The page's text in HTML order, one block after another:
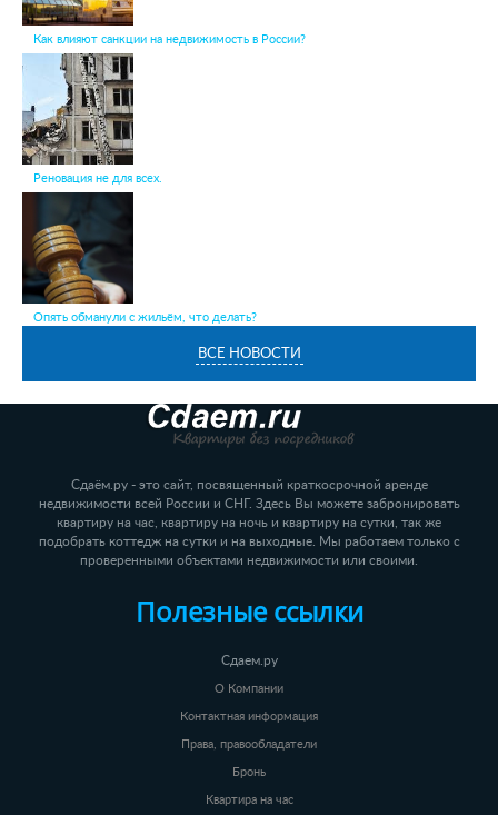
Как влияют санкции на недвижимость в России?
Реновация не для всех.
Опять обманули с жильём, что делать?
ВСЕ НОВОСТИ
Сдаём.ру - это сайт, посвященный краткосрочной аренде
недвижимости всей России и СНГ. Здесь Вы можете забронировать
квартиру на час, квартиру на ночь и квартиру на сутки, так же
подобрать коттедж на сутки и на выходные. Мы работаем только с
проверенными объектами недвижимости или своими.
Полезные ссылки
Сдаем.ру
О Компании
Контактная информация
Права, правообладатели
Бронь
Квартира на час